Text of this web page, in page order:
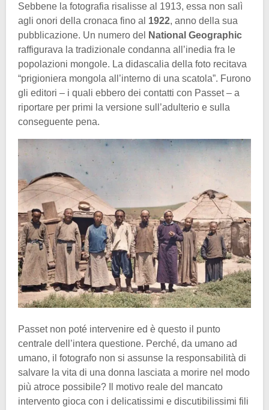
Sebbene la fotografia risalisse al 1913, essa non salì
agli onori della cronaca fino al 1922, anno della sua
pubblicazione. Un numero del
National Geographic
raffigurava la tradizionale condanna all’inedia fra le
popolazioni mongole. La didascalia della foto recitava
“prigioniera mongola all’interno di una scatola”. Furono
gli editori – i quali ebbero dei contatti con Passet – a
riportare per primi la versione sull’adulterio e sulla
conseguente pena.
Passet non poté intervenire ed è questo il punto
centrale dell’intera questione. Perché, da umano ad
umano, il fotografo non si assunse la responsabilità di
salvare la vita di una donna lasciata a morire nel modo
più atroce possibile? Il motivo reale del mancato
intervento gioca con i delicatissimi e discutibilissimi fili